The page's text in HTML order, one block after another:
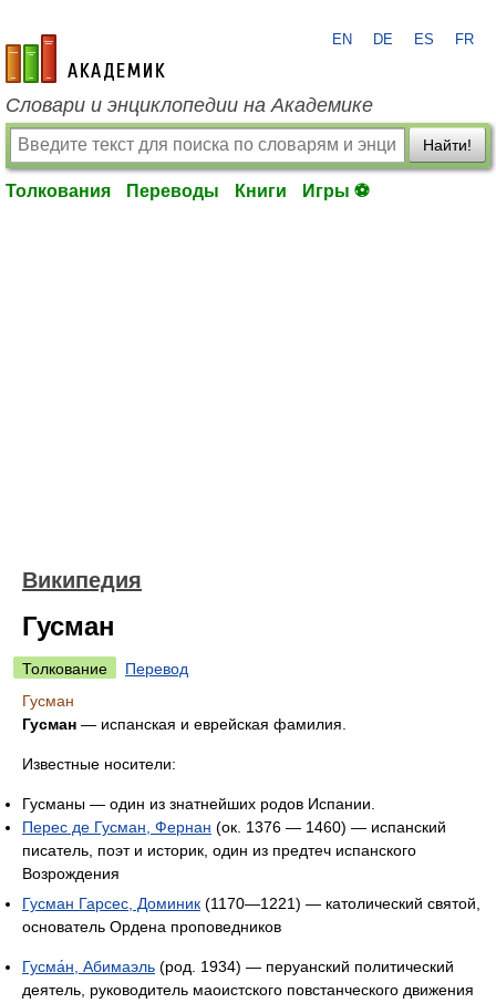
academic.ru
EN DE ES FR
Словари и энциклопедии на Академике
Найти!
Толкования Переводы Книги Игры ⚽
Википедия
Гусман
Толкование
Перевод
Гусман
Гусман — испанская и еврейская фамилия.
Известные носители:
Гусманы — один из знатнейших родов Испании.
Перес де Гусман, Фернан (ок. 1376 — 1460) — испанский
писатель, поэт и историк, один из предтеч испанского
Возрождения
Гусман Гарсес, Доминик (1170—1221) — католический святой,
основатель Ордена проповедников
Гусма́н, Абимаэль (род. 1934) — перуанский политический
деятель, руководитель маоистского повстанческого движения